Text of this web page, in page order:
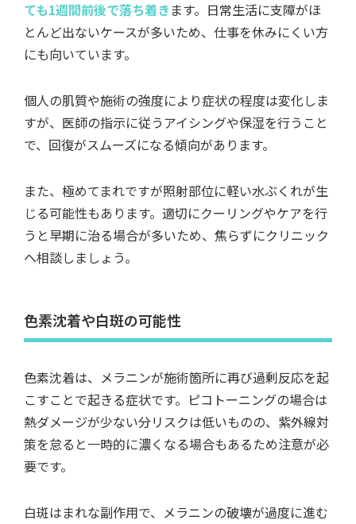
ても1週間前後で落ち着き ます。日常生活に支障がほ
とんど出ないケースが多いため、仕事を休みにくい方
にも向いています。
個人の肌質や施術の強度により症状の程度は変化しま
すが、医師の指示に従うアイシングや保湿を行うこと
で、回復がスムーズになる傾向があります。
また、極めてまれですが照射部位に軽い水ぶくれが生
じる可能性もあります。適切にクーリングやケアを行
うと早期に治る場合が多いため、焦らずにクリニック
へ相談しましょう。
色素沈着や白斑の可能性
色素沈着は、メラニンが施術箇所に再び過剰反応を起
こすことで起きる症状です。ピコトーニングの場合は
熱ダメージが少ない分リスクは低いものの、紫外線対
策を怠ると一時的に濃くなる場合もあるため注意が必
要です。
白斑はまれな副作用で、メラニンの破壊が過度に進む